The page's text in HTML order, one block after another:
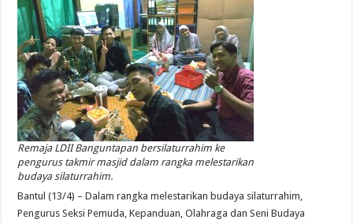
Remaja LDII Banguntapan bersilaturrahim ke
pengurus takmir masjid dalam rangka melestarikan
budaya silaturrahim.
Bantul (13/4) – Dalam rangka melestarikan budaya silaturrahim,
Pengurus Seksi Pemuda, Kepanduan, Olahraga dan Seni Budaya